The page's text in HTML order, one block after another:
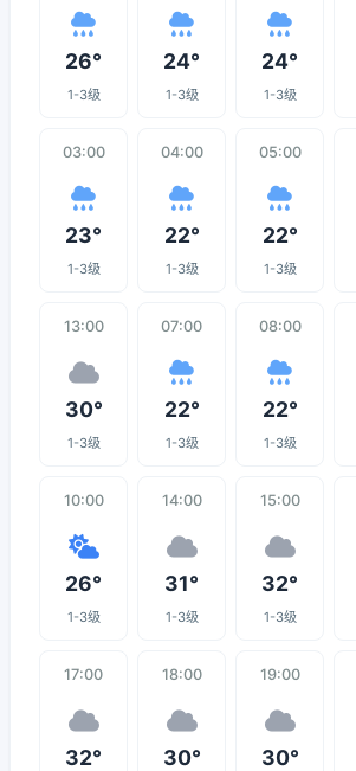
26°
1-3级
24°
1-3级
24°
1-3级
03:00
23°
1-3级
04:00
22°
1-3级
05:00
22°
1-3级
13:00
30°
1-3级
07:00
22°
1-3级
08:00
22°
1-3级
10:00
26°
1-3级
14:00
31°
1-3级
15:00
32°
1-3级
17:00
32°
18:00
30°
19:00
30°